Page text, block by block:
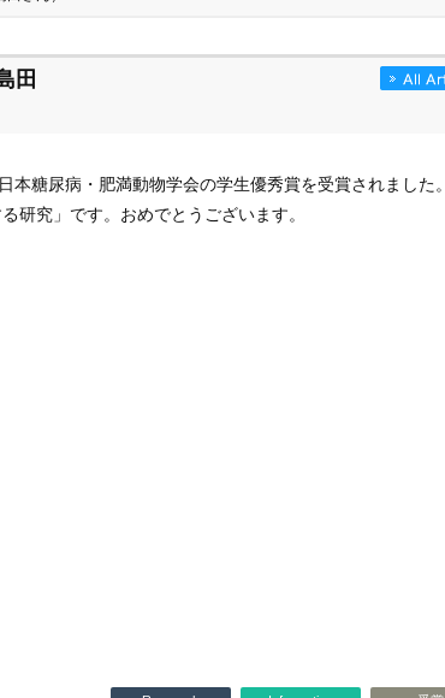
田
本糖尿病・肥満動物学会の学生優秀賞を受賞されました。
研究」です。おめでとうございます。